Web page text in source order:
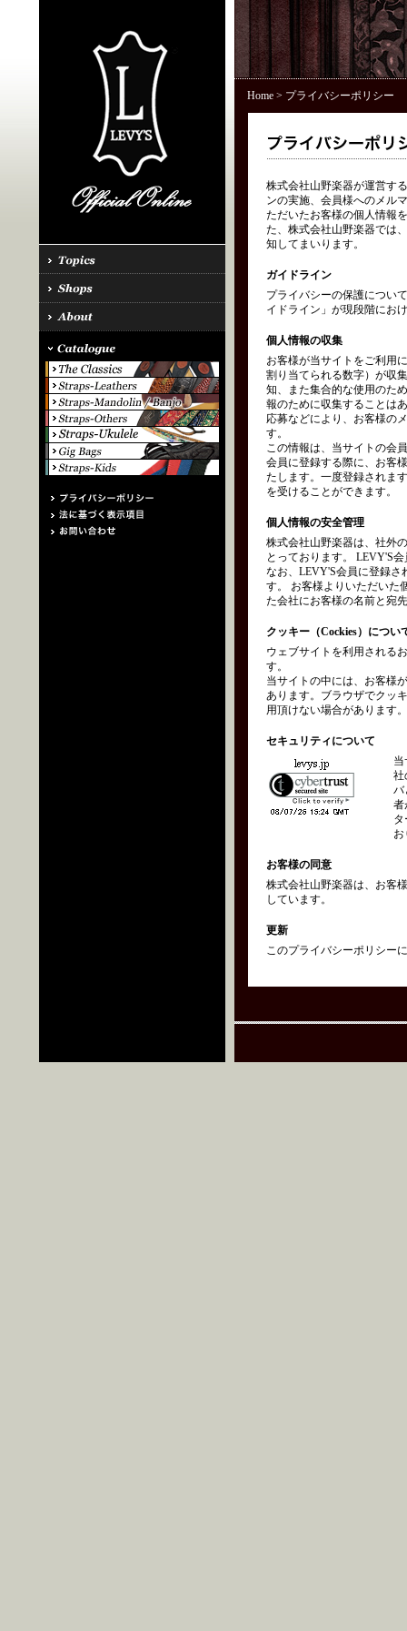
Home> プライバシーポリシー
株式会社山野楽器が運営す
ンの実施、会員様へのメル
ただいたお客様の個人情報
た、株式会社山野楽器では
知してまいります。
ガイドライン
プライバシーの保護につい
イドライン」が現段階にお
個人情報の収集
お客様が当サイトをご利用
割り当てられる数字）が収
知、また集合的な使用のた
報のために収集することは
応募などにより、お客様の
す。
この情報は、当サイトの会
会員に登録する際に、お客
たします。一度登録されま
を受けることができます。
個人情報の安全管理
株式会社山野楽器は、社外
とっております。 LEVY'S
なお、LEVY'S会員に登録さ
す。 お客様よりいただいた
た会社にお客様の名前と宛
クッキー（Cockies）につい
ウェブサイトを利用される
す。
当サイトの中には、お客様
あります。ブラウザでクッ
用頂けない場合があります。
セキュリティについて
社
バ
者
お客様の同意
株式会社山野楽器は、お客
しています。
更新
このプライバシーポリシー